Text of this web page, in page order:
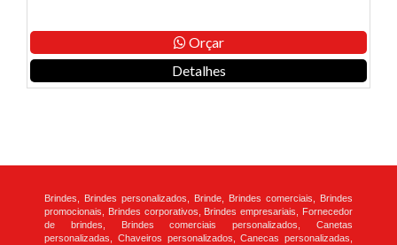
Orçar
Detalhes
Brindes, Brindes personalizados, Brinde, Brindes comerciais, Brindes
promocionais, Brindes corporativos, Brindes empresariais, Fornecedor
de brindes, Brindes comerciais personalizados, Canetas
personalizadas, Chaveiros personalizados, Canecas personalizadas,